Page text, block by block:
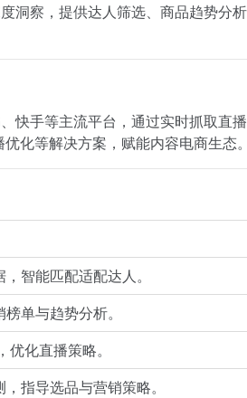
洞察，提供达人筛选、商品趋势分
快手等主流平台，通过实时抓取直
化等解决方案，赋能内容电商生态
智能匹配适配达人。
单与趋势分析。
化直播策略。
指导选品与营销策略。